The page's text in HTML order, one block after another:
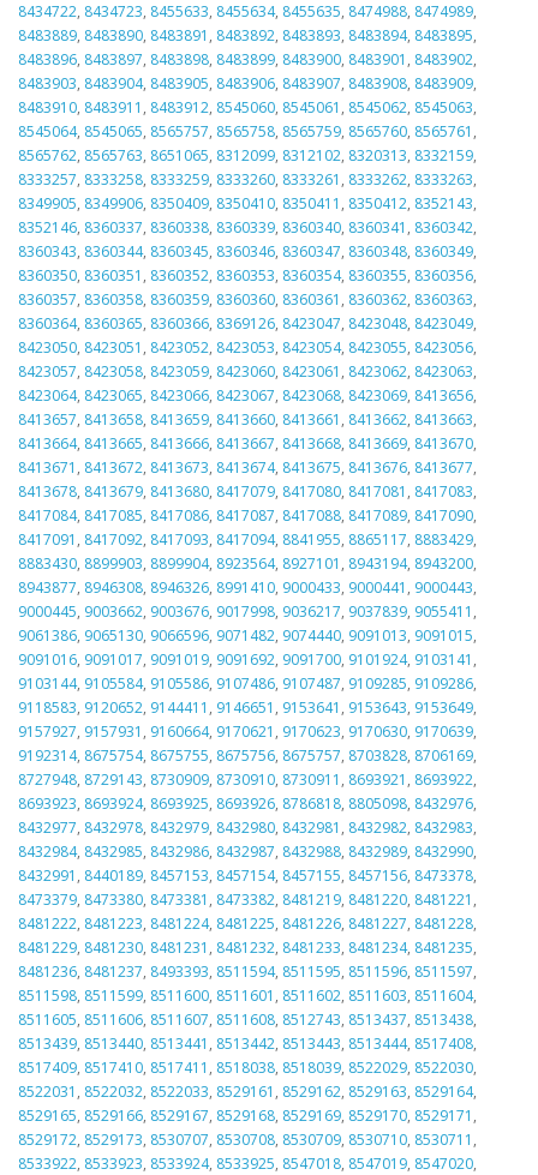
8434722, 8434723, 8455633, 8455634, 8455635, 8474988, 8474989,
8483889, 8483890, 8483891 , 8483892, 8483893, 8483894, 8483895,
8483896, 8483897, 8483898, 8483899, 8483900, 8483901 , 8483902,
8483903, 8483904, 8483905, 8483906, 8483907, 8483908, 8483909,
8483910, 8483911 , 8483912, 8545060, 8545061 , 8545062, 8545063,
8545064, 8545065, 8565757, 8565758, 8565759, 8565760, 8565761 ,
8565762, 8565763, 8651065, 8312099, 8312102, 8320313, 8332159,
8333257, 8333258, 8333259, 8333260, 8333261 , 8333262, 8333263,
8349905, 8349906, 8350409, 8350410, 8350411 , 8350412, 8352143,
8352146, 8360337, 8360338, 8360339, 8360340, 8360341 , 8360342,
8360343, 8360344, 8360345, 8360346, 8360347, 8360348, 8360349,
8360350, 8360351 , 8360352, 8360353, 8360354, 8360355, 8360356,
8360357, 8360358, 8360359, 8360360, 8360361 , 8360362, 8360363,
8360364, 8360365, 8360366, 8369126, 8423047, 8423048, 8423049,
8423050, 8423051 , 8423052, 8423053, 8423054, 8423055, 8423056,
8423057, 8423058, 8423059, 8423060, 8423061 , 8423062, 8423063,
8423064, 8423065, 8423066, 8423067, 8423068, 8423069, 8413656,
8413657, 8413658, 8413659, 8413660, 8413661 , 8413662, 8413663,
8413664, 8413665, 8413666, 8413667, 8413668, 8413669, 8413670,
8413671 , 8413672, 8413673, 8413674, 8413675, 8413676, 8413677,
8413678, 8413679, 8413680, 8417079, 8417080, 8417081 , 8417083,
8417084, 8417085, 8417086, 8417087, 8417088, 8417089, 8417090,
8417091 , 8417092, 8417093, 8417094, 8841955, 8865117, 8883429,
8883430, 8899903, 8899904, 8923564, 8927101 , 8943194, 8943200,
8943877, 8946308, 8946326, 8991410, 9000433, 9000441 , 9000443,
9000445, 9003662, 9003676, 9017998, 9036217, 9037839, 9055411 ,
9061386, 9065130, 9066596, 9071482, 9074440, 9091013, 9091015,
9091016, 9091017, 9091019, 9091692, 9091700, 9101924, 9103141 ,
9103144, 9105584, 9105586, 9107486, 9107487, 9109285, 9109286,
9118583, 9120652, 9144411 , 9146651 , 9153641 , 9153643, 9153649,
9157927, 9157931 , 9160664, 9170621 , 9170623, 9170630, 9170639,
9192314, 8675754, 8675755, 8675756, 8675757, 8703828, 8706169,
8727948, 8729143, 8730909, 8730910, 8730911 , 8693921 , 8693922,
8693923, 8693924, 8693925, 8693926, 8786818, 8805098, 8432976,
8432977, 8432978, 8432979, 8432980, 8432981 , 8432982, 8432983,
8432984, 8432985, 8432986, 8432987, 8432988, 8432989, 8432990,
8432991 , 8440189, 8457153, 8457154, 8457155, 8457156, 8473378,
8473379, 8473380, 8473381 , 8473382, 8481219, 8481220, 8481221 ,
8481222, 8481223, 8481224, 8481225, 8481226, 8481227, 8481228,
8481229, 8481230, 8481231 , 8481232, 8481233, 8481234, 8481235,
8481236, 8481237, 8493393, 8511594, 8511595, 8511596, 8511597,
8511598, 8511599, 8511600, 8511601 , 8511602, 8511603, 8511604,
8511605, 8511606, 8511607, 8511608, 8512743, 8513437, 8513438,
8513439, 8513440, 8513441 , 8513442, 8513443, 8513444, 8517408,
8517409, 8517410, 8517411 , 8518038, 8518039, 8522029, 8522030,
8522031 , 8522032, 8522033, 8529161 , 8529162, 8529163, 8529164,
8529165, 8529166, 8529167, 8529168, 8529169, 8529170, 8529171 ,
8529172, 8529173, 8530707, 8530708, 8530709, 8530710, 8530711 ,
8533922, 8533923, 8533924, 8533925, 8547018, 8547019, 8547020,